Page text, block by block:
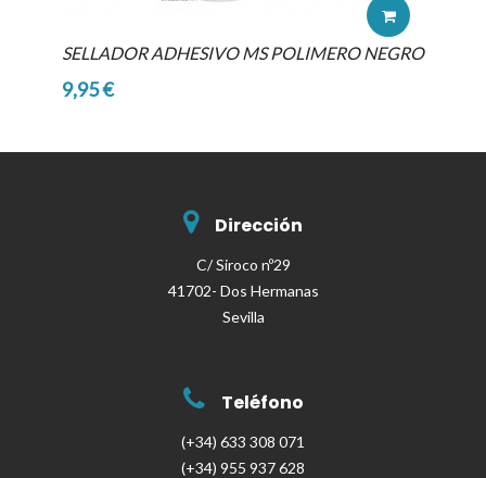
SELLADOR ADHESIVO MS POLIMERO NEGRO
9,95 €
Dirección
C/ Siroco nº29
41702- Dos Hermanas
Sevilla
Teléfono
(+34) 633 308 071
(+34) 955 937 628